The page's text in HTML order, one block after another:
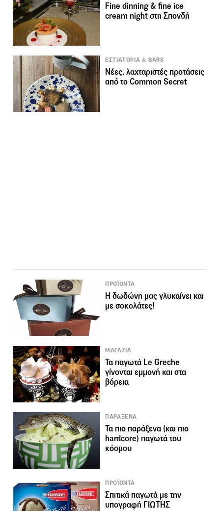
Fine dinning & fine ice
cream night στη Σπονδή
ΕΣΤΙΑΤΟΡΙΑ & BARS
Νέες, λαχταριστές προτάσεις
από το Common Secret
ΠΡΟΪΟΝΤΑ
Η δωδώνη μας γλυκαίνει και
με σοκολάτες!
ΜΑΓΑΖΙΑ
Τα παγωτά Le Greche
γίνονται εμμονή και στα
βόρεια
ΠΑΡΑΞΕΝΑ
Τα πιο παράξενα (και πιο
hardcore) παγωτά του
κόσμου
ΠΡΟΪΟΝΤΑ
Σπιτικά παγωτά με την
υπογραφή ΓΙΩΤΗΣ